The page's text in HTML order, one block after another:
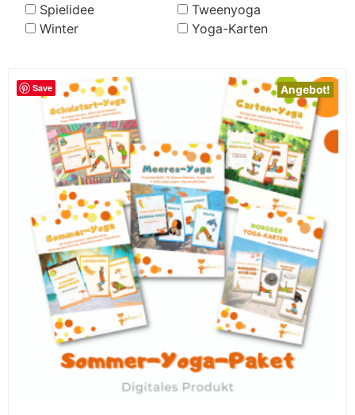
Spielidee
Tweenyoga
Winter
Yoga-Karten
Save Angebot!